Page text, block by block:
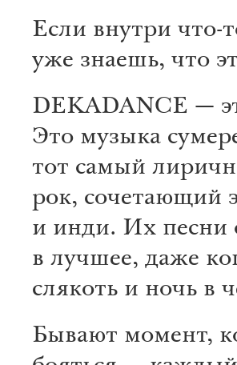
Если внутри что-
уже знаешь, что
DEKADANCE —
Это музыка
тот самый
рок, сочетающий
и инди. Их песни
в лучшее, даже
слякоть и ночь в
Бывают момент,